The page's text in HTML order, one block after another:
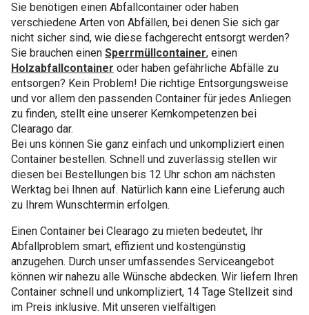
Sie benötigen einen Abfallcontainer oder haben
verschiedene Arten von Abfällen, bei denen Sie sich gar
nicht sicher sind, wie diese fachgerecht entsorgt werden?
Sie brauchen einen Sperrmüllcontainer, einen
Holzabfallcontainer oder haben gefährliche Abfälle zu
entsorgen? Kein Problem! Die richtige Entsorgungsweise
und vor allem den passenden Container für jedes Anliegen
zu finden, stellt eine unserer Kernkompetenzen bei
Clearago dar.
Bei uns können Sie ganz einfach und unkompliziert einen
Container bestellen. Schnell und zuverlässig stellen wir
diesen bei Bestellungen bis 12 Uhr schon am nächsten
Werktag bei Ihnen auf. Natürlich kann eine Lieferung auch
zu Ihrem Wunschtermin erfolgen.
Einen Container bei Clearago zu mieten bedeutet, Ihr
Abfallproblem smart, effizient und kostengünstig
anzugehen. Durch unser umfassendes Serviceangebot
können wir nahezu alle Wünsche abdecken. Wir liefern Ihren
Container schnell und unkompliziert, 14 Tage Stellzeit sind
im Preis inklusive. Mit unseren vielfältigen